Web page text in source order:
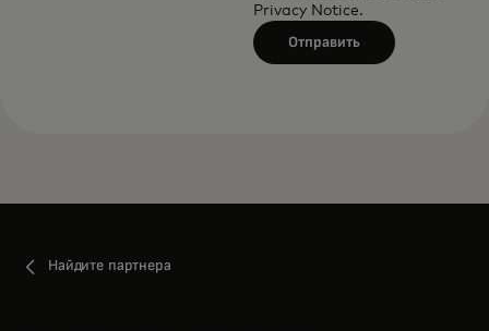
Privacy Notice.
Отправить
Найдите партнера